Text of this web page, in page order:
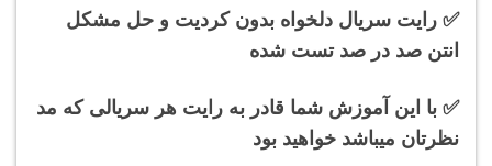
✅ رایت سریال دلخواه بدون کردیت و حل مشکل
انتن صد در صد تست شده
✅ با این آموزش شما قادر به رایت هر سریالی که مد
نظرتان میباشد خواهید بود